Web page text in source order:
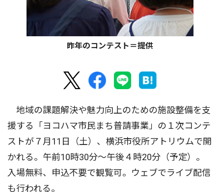
昨年のコンテスト＝提供
地域の課題解決や魅力向上のための施設整備を支
援する「ヨコハマ市民まち普請事業」の１次コンテ
ストが７月11日（土）、横浜市役所アトリウムで開
かれる。午前10時30分〜午後４時20分（予定）。
入場無料、申込不要で観覧可。ウェブでライブ配信
も行われる。